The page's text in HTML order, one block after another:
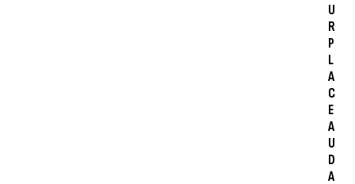
U
R
P
L
A
C
E
A
U
D
A